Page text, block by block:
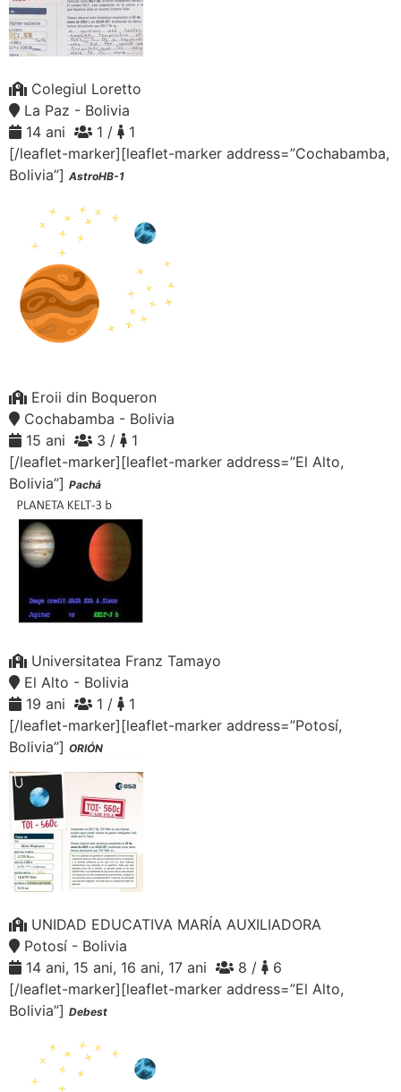
Colegiul Loretto
La Paz - Bolivia
14 ani
1 /
1
[/leaflet-marker][leaflet-marker address=”Cochabamba,
Bolivia”] AstroHB-1
Eroii din Boqueron
Cochabamba - Bolivia
15 ani
3 /
1
[/leaflet-marker][leaflet-marker address=”El Alto,
Bolivia”] Pachá
Universitatea Franz Tamayo
El Alto - Bolivia
19 ani
1 /
1
[/leaflet-marker][leaflet-marker address=”Potosí,
Bolivia”] ORIÓN
UNIDAD EDUCATIVA MARÍA AUXILIADORA
Potosí - Bolivia
14 ani, 15 ani, 16 ani, 17 ani
8 /
6
[/leaflet-marker][leaflet-marker address=”El Alto,
Bolivia”] Debest